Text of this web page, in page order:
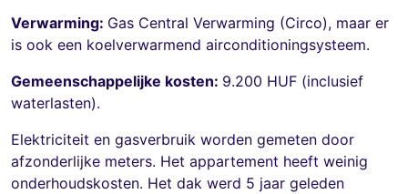
Verwarming: Gas Central Verwarming (Circo), maar er
is ook een koelverwarmend airconditioningsysteem.
Gemeenschappelijke kosten: 9.200 HUF (inclusief
waterlasten).
Elektriciteit en gasverbruik worden gemeten door
afzonderlijke meters. Het appartement heeft weinig
onderhoudskosten. Het dak werd 5 jaar geleden